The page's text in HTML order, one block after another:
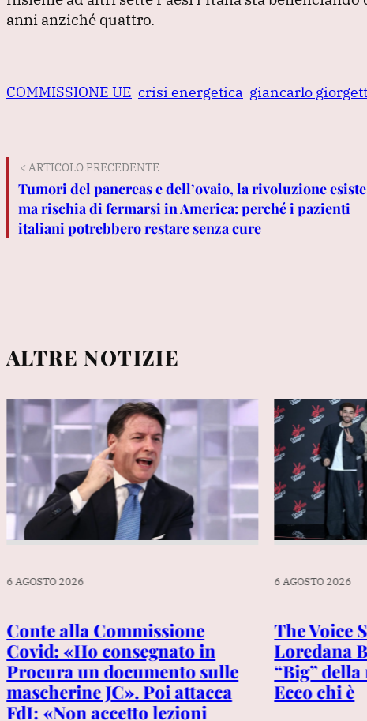
anni anziché quattro.
COMMISSIONE UE crisi energetica giancarlo
< ARTICOLO PRECEDENTE
Tumori del pancreas e dell’ovaio, la rivoluzione esiste
ma rischia di fermarsi in America: perché i pazienti
italiani potrebbero restare senza cure
ALTRE NOTIZIE
6 AGOSTO 2026
Conte alla Commissione
Covid: «Ho consegnato in
Procura un documento sulle
mascherine JC». Poi attacca
FdI: «Non accetto lezioni
6 AGOSTO 2026
The Voice
Loredana
“Big”
Ecco chi è